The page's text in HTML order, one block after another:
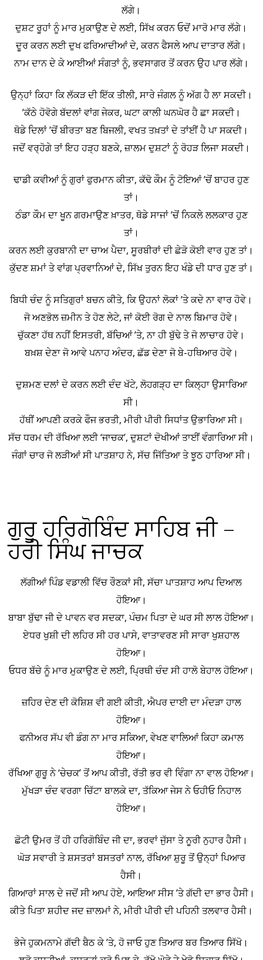
ਲੱਗੇ।
ਦੁਸ਼ਟ ਰੂਹਾਂ ਨੂੰ ਮਾਰ ਮੁਕਾਉਣ ਦੇ ਲਈ, ਸਿੱਖ ਕਰਨ ਓਦੋਂ ਮਾਰੋ ਮਾਰ ਲੱਗੇ।
ਦੂਰ ਕਰਨ ਲਈ ਦੁਖ ਫਰਿਆਦੀਆਂ ਦੇ, ਕਰਨ ਫੈਸਲੇ ਆਪ ਦਾਤਾਰ ਲੱਗੇ।
ਨਾਮ ਦਾਨ ਦੇ ਕੇ ਆਈਆਂ ਸੰਗਤਾਂ ਨੂੰ, ਭਵਸਾਗਰ ਤੋਂ ਕਰਨ ਉਹ ਪਾਰ ਲੱਗੇ।
ਉਨ੍ਹਾਂ ਕਿਹਾ ਕਿ ਲੱਕੜ ਦੀ ਇੱਕ ਤੀਲੀ, ਸਾਰੇ ਜੰਗਲ ਨੂੰ ਅੱਗ ਹੈ ਲਾ ਸਕਦੀ।
’ਕੱਠੇ ਹੋਵੋਗੇ ਬੱਦਲਾਂ ਵਾਂਗ ਜੇਕਰ, ਘਟਾ ਕਾਲੀ ਘਨਘੋਰ ਹੈ ਛਾ ਸਕਦੀ।
ਥੋਡੇ ਦਿਲਾਂ ’ਚੋਂ ਬੀਰਤਾ ਬਣ ਬਿਜਲੀ, ਵਖਤ ਤਖ਼ਤਾਂ ਦੇ ਤਾਂਈਂ ਹੈ ਪਾ ਸਕਦੀ।
ਜਦੋਂ ਵਰ੍ਹੋਗੇ ਤਾਂ ਇਹ ਹੜ੍ਹ ਬਣਕੇ, ਜ਼ਾਲਮ ਦੁਸ਼ਟਾਂ ਨੂੰ ਰੋਹੜ ਲਿਜਾ ਸਕਦੀ।
ਢਾਡੀ ਕਵੀਆਂ ਨੂੰ ਗੁਰਾਂ ਫੁਰਮਾਨ ਕੀਤਾ, ਕੱਢੋ ਕੌਮ ਨੂੰ ਟੋਇਆਂ ’ਚੋਂ ਬਾਹਰ ਹੁਣ
ਤਾਂ।
ਠੰਡਾ ਕੌਮ ਦਾ ਖੂਨ ਗਰਮਾਉਣ ਖ਼ਾਤਰ, ਥੋਡੇ ਸਾਜਾਂ ’ਚੋਂ ਨਿਕਲੇ ਲਲਕਾਰ ਹੁਣ
ਤਾਂ।
ਕਰਨ ਲਈ ਕੁਰਬਾਨੀ ਦਾ ਚਾਅ ਪੈਦਾ, ਸੂਰਬੀਰਾਂ ਦੀ ਛੇੜੋ ਕੋਈ ਵਾਰ ਹੁਣ ਤਾਂ।
ਕੁੱਦਣ ਸ਼ਮਾਂ ਤੇ ਵਾਂਗ ਪ੍ਰਵਾਨਿਆਂ ਦੇ, ਸਿੱਖ ਤੁਰਨ ਇਹ ਖੰਡੇ ਦੀ ਧਾਰ ਹੁਣ ਤਾਂ।
ਬਿਧੀ ਚੰਦ ਨੂੰ ਸਤਿਗੁਰਾਂ ਬਚਨ ਕੀਤੇ, ਕਿ ਉਹਨਾਂ ਲੋਕਾਂ ’ਤੇ ਕਦੇ ਨਾ ਵਾਰ ਹੋਵੇ।
ਜੋ ਅਣਭੋਲ ਜ਼ਮੀਨ ਤੇ ਹੋਣ ਲੇਟੇ, ਜਾਂ ਕੋਈ ਰੋਗ ਦੇ ਨਾਲ ਬਿਮਾਰ ਹੋਵੇ।
ਚੁੱਕਣਾ ਹੱਥ ਨਹੀਂ ਇਸਤਰੀ, ਬੱਚਿਆਂ ’ਤੇ, ਨਾ ਹੀ ਬੁੱਢੇ ਤੇ ਜੋ ਲਾਚਾਰ ਹੋਵੇ।
ਬਖ਼ਸ਼ ਦੇਣਾ ਜੋ ਆਵੇ ਪਨਾਹ ਅੰਦਰ, ਛੱਡ ਦੇਣਾ ਜੋ ਬੇ-ਹਥਿਆਰ ਹੋਵੇ।
ਦੁਸ਼ਮਣ ਦਲਾਂ ਦੇ ਕਰਨ ਲਈ ਦੰਦ ਖੱਟੇ, ਲੋਹਗੜ੍ਹ ਦਾ ਕਿਲ੍ਹਾ ਉਸਾਰਿਆ
ਸੀ।
ਹੱਥੀਂ ਆਪਣੀ ਕਰਕੇ ਫੌਜ ਭਰਤੀ, ਮੀਰੀ ਪੀਰੀ ਸਿਧਾਂਤ ਉਭਾਰਿਆ ਸੀ।
ਸੱਚ ਧਰਮ ਦੀ ਰੱਖਿਆ ਲਈ ‘ਜਾਚਕ’, ਦੁਸ਼ਟਾਂ ਦੋਖੀਆਂ ਤਾਈਂ ਵੰਗਾਰਿਆ ਸੀ।
ਜੰਗਾਂ ਚਾਰ ਜੋ ਲੜੀਆਂ ਸੀ ਪਾਤਸ਼ਾਹ ਨੇ, ਸੱਚ ਜਿੱਤਿਆ ਤੇ ਝੂਠ ਹਾਰਿਆ ਸੀ।
ਗੁਰੂ ਹਰਿਗੋਬਿੰਦ ਸਾਹਿਬ ਜੀ –
ਹਰੀ ਸਿੰਘ ਜਾਚਕ
ਲੱਗੀਆਂ ਪਿੰਡ ਵਡਾਲੀ ਵਿੱਚ ਰੌਣਕਾਂ ਸੀ, ਸੱਚਾ ਪਾਤਸ਼ਾਹ ਆਪ ਦਿਆਲ
ਹੋਇਆ।
ਬਾਬਾ ਬੁੱਢਾ ਜੀ ਦੇ ਪਾਵਨ ਵਰ ਸਦਕਾ, ਪੰਚਮ ਪਿਤਾ ਦੇ ਘਰ ਸੀ ਲਾਲ ਹੋਇਆ।
ਏਧਰ ਖੁਸ਼ੀ ਦੀ ਲਹਿਰ ਸੀ ਹਰ ਪਾਸੇ, ਵਾਤਾਵਰਣ ਸੀ ਸਾਰਾ ਖੁਸ਼ਹਾਲ
ਹੋਇਆ।
ਓਧਰ ਬੱਚੇ ਨੂੰ ਮਾਰ ਮੁਕਾਉਣ ਦੇ ਲਈ, ਪ੍ਰਿਥੀ ਚੰਦ ਸੀ ਹਾਲੋ ਬੇਹਾਲ ਹੋਇਆ।
ਜ਼ਹਿਰ ਦੇਣ ਦੀ ਕੋਸ਼ਿਸ਼ ਵੀ ਗਈ ਕੀਤੀ, ਐਪਰ ਦਾਈ ਦਾ ਮੰਦੜਾ ਹਾਲ
ਹੋਇਆ।
ਫਨੀਅਰ ਸੱਪ ਵੀ ਡੰਗ ਨਾ ਮਾਰ ਸਕਿਆ, ਵੇਖਣ ਵਾਲਿਆਂ ਕਿਹਾ ਕਮਾਲ
ਹੋਇਆ।
ਰੱਖਿਆ ਗੁਰੂ ਨੇ ‘ਚੇਚਕ’ ਤੋਂ ਆਪ ਕੀਤੀ, ਰੱਤੀ ਭਰ ਵੀ ਵਿੰਗਾ ਨਾ ਵਾਲ ਹੋਇਆ।
ਮੁੱਖੜਾ ਚੰਦ ਵਰਗਾ ਚਿੱਟਾ ਬਾਲਕੇ ਦਾ, ਤੱਕਿਆ ਜੇਸ ਨੇ ਓਹੀਓ ਨਿਹਾਲ
ਹੋਇਆ।
ਛੋਟੀ ਉਮਰ ਤੋਂ ਹੀ ਹਰਿਗੋਬਿੰਦ ਜੀ ਦਾ, ਭਰਵਾਂ ਜੁੱਸਾ ਤੇ ਨੂਰੀ ਨੁਹਾਰ ਹੈਸੀ।
ਘੋੜ ਸਵਾਰੀ ਤੇ ਸ਼ਸਤਰਾਂ ਬਸਤਰਾਂ ਨਾਲ, ਰੱਖਿਆ ਸ਼ੁਰੂ ਤੋਂ ਉਨ੍ਹਾਂ ਪਿਆਰ
ਹੈਸੀ।
ਗਿਆਰਾਂ ਸਾਲ ਦੇ ਜਦੋਂ ਸੀ ਆਪ ਹੋਏ, ਆਇਆ ਸੀਸ ’ਤੇ ਗੱਦੀ ਦਾ ਭਾਰ ਹੈਸੀ।
ਕੀਤੇ ਪਿਤਾ ਸ਼ਹੀਦ ਜਦ ਜ਼ਾਲਮਾਂ ਨੇ, ਮੀਰੀ ਪੀਰੀ ਦੀ ਪਹਿਨੀ ਤਲਵਾਰ ਹੈਸੀ।
ਭੇਜੇ ਹੁਕਮਨਾਮੇ ਗੱਦੀ ਬੈਠ ਕੇ ’ਤੇ, ਹੋ ਜਾਓ ਹੁਣ ਤਿਆਰ ਬਰ ਤਿਆਰ ਸਿੱਖੋ।